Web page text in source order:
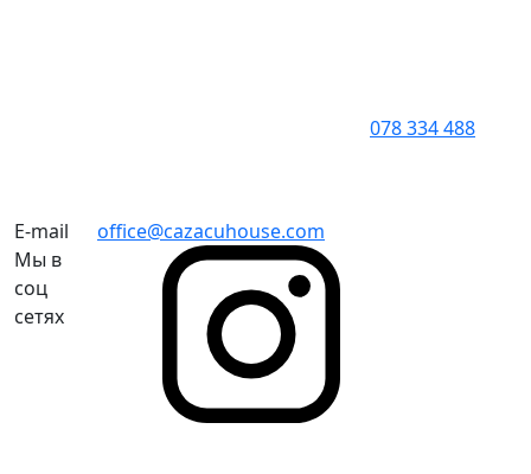
078 334 488
E-mail
office@cazacuhouse.com
Мы в
соц
сетях